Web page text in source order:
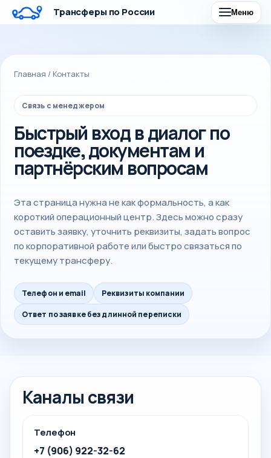
Трансферы по России Меню
Главная / Контакты
Связь с менеджером
Быстрый вход в диалог по
поездке, документам и
партнёрским вопросам
Эта страница нужна не как формальность, а как
короткий операционный центр. Здесь можно сразу
оставить заявку, уточнить реквизиты, задать вопрос
по корпоративной работе или быстро связаться по
текущему трансферу.
Телефон и email Реквизиты компании
Ответ по заявке без длинной переписки
Каналы связи
Телефон
+7 (906) 922-32-62